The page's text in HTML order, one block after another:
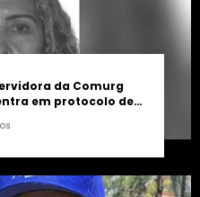
da Comurg
em protocolo de